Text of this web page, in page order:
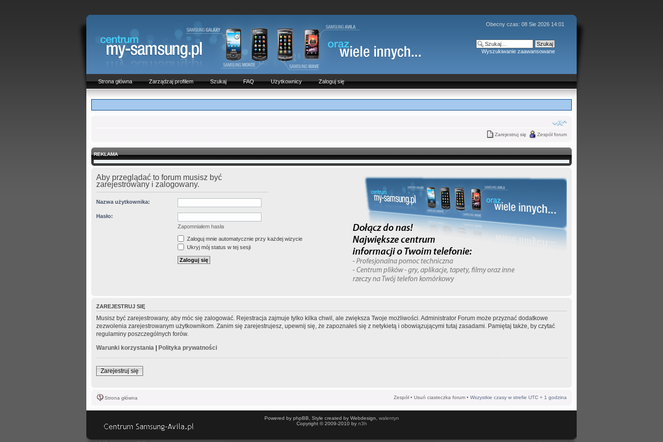
Obecny czas: 08 Sie 2026 14:01
Wyszukiwanie zaawansowane
Strona główna Zarządzaj profilem Szukaj FAQ Użytkownicy Zaloguj się
Zarejestruj się Zespół forum
REKLAMA
Aby przeglądać to forum musisz być
zarejestrowany i zalogowany.
Nazwa użytkownika:
Hasło:
Zapomniałem hasła
Zaloguj mnie automatycznie przy każdej wizycie
Ukryj mój status w tej sesji
ZAREJESTRUJ SIĘ
Musisz być zarejestrowany, aby móc się zalogować. Rejestracja zajmuje tylko kilka chwil, ale zwiększa Twoje możliwości. Administrator Forum może przyznać dodatkowe
zezwolenia zarejestrowanym użytkownikom. Zanim się zarejestrujesz, upewnij się, że zapoznałeś się z netykietą i obowiązującymi tutaj zasadami. Pamiętaj także, by czytać
regulaminy poszczególnych forów.
Warunki korzystania | Polityka prywatności
Zarejestruj się
Strona główna Zespół • Usuń ciasteczka forum • Wszystkie czasy w strefie UTC + 1 godzina
Powered by phpBB, Style created by Webdesign, walentyn
Copyright © 2009-2010 by n3h